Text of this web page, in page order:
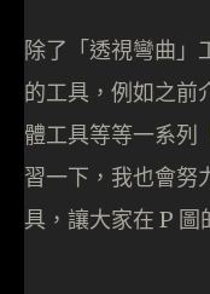
除了「透視彎曲
的工具，例如之前
體工具等等一系列
習一下，我也會努
具，讓大家在 P 圖